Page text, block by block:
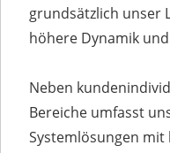
grundsätzlich unser
höhere Dynamik
Neben
Bereiche umfasst
Systemlösungen